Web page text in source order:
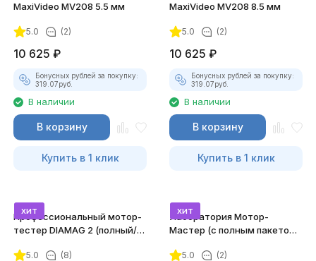
MaxiVideo MV208 5.5 мм
5.0 (2)
10 625 ₽
Бонусных рублей за покупку:
319.07руб.
В наличии
В корзину
Купить в 1 клик
MaxiVideo MV208 8.5 мм
5.0 (2)
10 625 ₽
Бонусных рублей за покупку:
319.07руб.
В наличии
В корзину
Купить в 1 клик
хит
Профессиональный мотор-
тестер DIAMAG 2 (полный/
5.0 (8)
хит
Лаборатория Мотор-
Мастер (с полным пакетом
5.0 (2)